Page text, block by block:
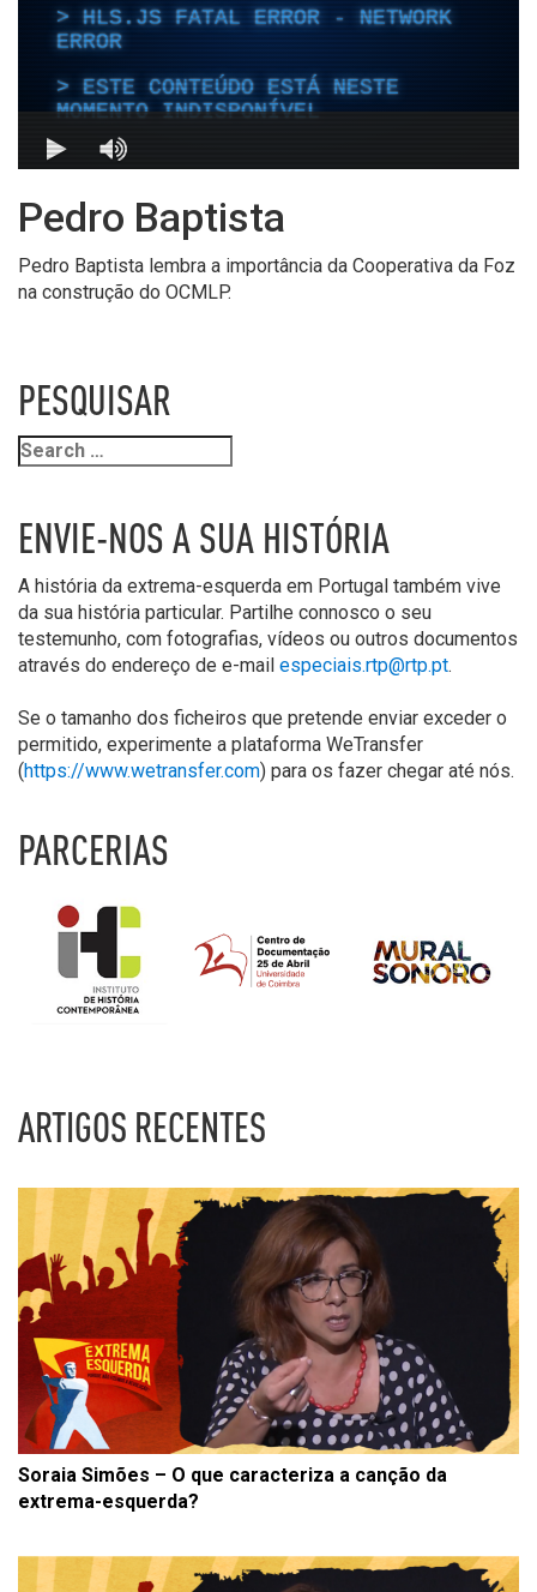
Pedro Baptista
Pedro Baptista lembra a importância da Cooperativa da Foz
na construção do OCMLP.
PESQUISAR
ENVIE-NOS A SUA HISTÓRIA
A história da extrema-esquerda em Portugal também vive
da sua história particular. Partilhe connosco o seu
testemunho, com fotografias, vídeos ou outros documentos
através do endereço de e-mail especiais.rtp@rtp.pt.
Se o tamanho dos ficheiros que pretende enviar exceder o
permitido, experimente a plataforma WeTransfer
(https://www.wetransfer.com) para os fazer chegar até nós.
PARCERIAS
ARTIGOS RECENTES
Soraia Simões – O que caracteriza a canção da
extrema-esquerda?